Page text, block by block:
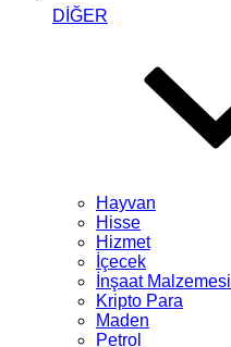
DİĞER
Hayvan
Hisse
Hizmet
İçecek
İnşaat Malzemesi
Kripto Para
Maden
Petrol